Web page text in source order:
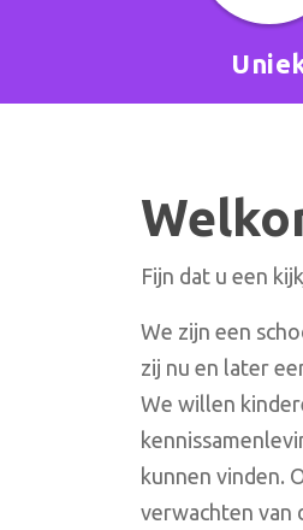
Fijn dat u een
We zijn een
zij nu en later
We willen
kunnen vinden.
verwachten van